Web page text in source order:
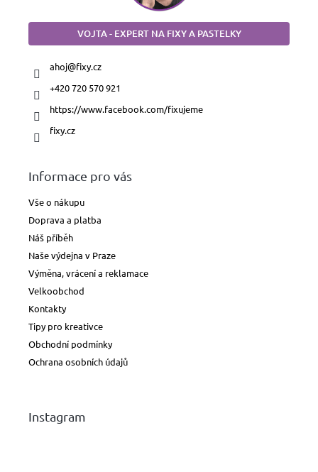
VOJTA - EXPERT NA FIXY A PASTELKY
ahoj@fixy.cz
+420 720 570 921
https://www.facebook.com/fixujeme
fixy.cz
Informace pro vás
Vše o nákupu
Doprava a platba
Náš příběh
Naše výdejna v Praze
Výměna, vrácení a reklamace
Velkoobchod
Kontakty
Tipy pro kreativce
Obchodní podmínky
Ochrana osobních údajů
Instagram